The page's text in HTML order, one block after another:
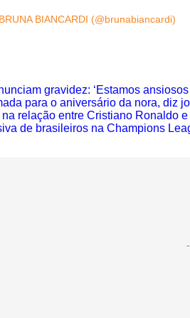
BIANCARDI (@brunabiancardi)
gravidez: ‘Estamos ansiosos
para o aniversário da nora, diz
relação entre Cristiano Ronaldo
de brasileiros na Champions